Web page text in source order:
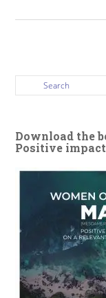
Download the
Positive